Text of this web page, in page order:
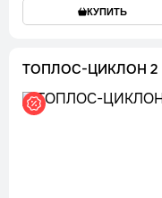
КУПИТЬ
ТОПЛОС-ЦИКЛОН 2